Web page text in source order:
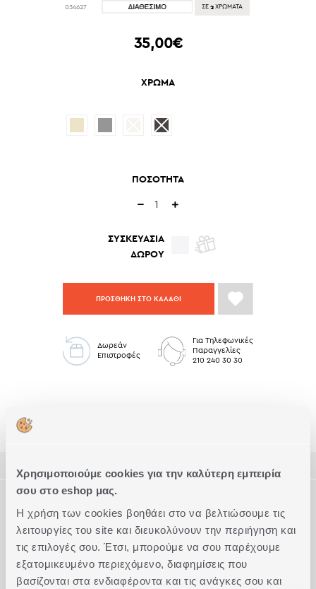
Χρησιμοποιούμε cookies για την καλύτερη εμπειρία
σου στο eshop μας.
Η χρήση των cookies βοηθάει στο να βελτιώσουμε τις
λειτουργίες του site και διευκολύνουν την περιήγηση και
τις επιλογές σου. Έτσι, μπορούμε να σου παρέχουμε
εξατομικευμένο περιεχόμενο, διαφημίσεις που
βασίζονται στα ενδιαφέροντα και τις ανάγκες σου και
034627 ΣΕ 2 ΧΡΩΜΑΤΑ
35,00€
ΧΡΩΜΑ
ΠΟΣΟΤΗΤΑ
ΣΥΣΚΕΥΑΣΙΑ
ΔΩΡΟΥ
ΠΡΟΣΘΗΚΗ ΣΤΟ ΚΑΛΑΘΙ
Δωρεάν
Επιστροφές
Για Τηλεφωνικές
Παραγγελίες
210 240 30 30
85% ακρυλικό - 15% πολυεστέρας.
Συνδυάζεται με το αντίστοιχο διακοσμητικό μαξιλάρι
διάστασης 40x55cm.
Διαθέσιμο σε 2 αποχρώσεις και σε 3 διαστάσεις.
ΤΕΧΝΙΚΑ ΧΑΡΑΚΤΗΡΙΣΤΙΚΑ
Διάσταση
Ποιότητα 85% ακρυλικό - 15% πολυεστέρας
Ακριβείς διαστάσεις 170x300
Συμπληρώστε το Look